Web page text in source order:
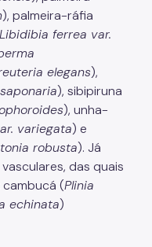
), palmeira-ráfia
Libidibia ferrea var.
elegans),
), sibipiruna
), unha-
variegata) e
robusta). Já
das quais
(Plinia
echinata)